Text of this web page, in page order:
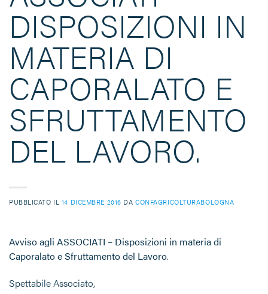
DISPOSIZIONI IN
MATERIA DI
CAPORALATO E
SFRUTTAMENTO
DEL LAVORO.
PUBBLICATO IL 14 DICEMBRE 2016 DACONFAGRICOLTURABOLOGNA
Avviso agli ASSOCIATI – Disposizioni in materia di
Caporalato e Sfruttamento del Lavoro.
Spettabile Associato,